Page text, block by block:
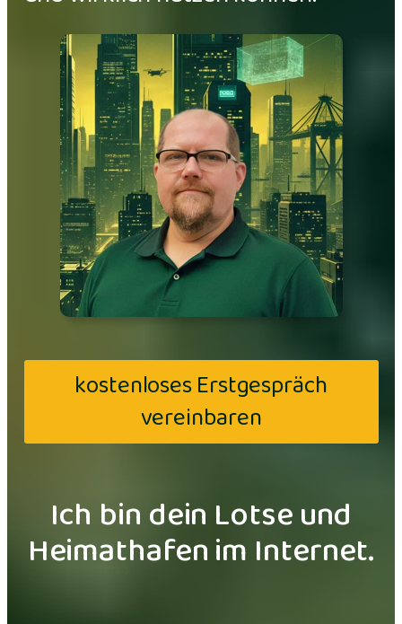
kostenloses Erstgespräch
vereinbaren
Ich bin dein Lotse und
Heimathafen im Internet.